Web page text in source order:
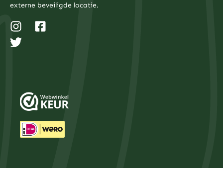
externe beveiligde locatie.
n
s
t
a
m
a
k
-
s
q
w
i
t